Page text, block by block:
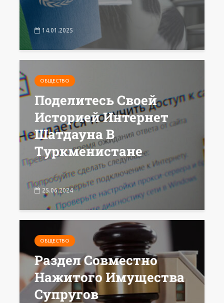
14.01.2025
ОБЩЕСТВО
Поделитесь Своей
Историей Интернет
Шатдауна В
Туркменистане
25.06.2024
ОБЩЕСТВО
Раздел Совместно
Нажитого Имущества
Супругов